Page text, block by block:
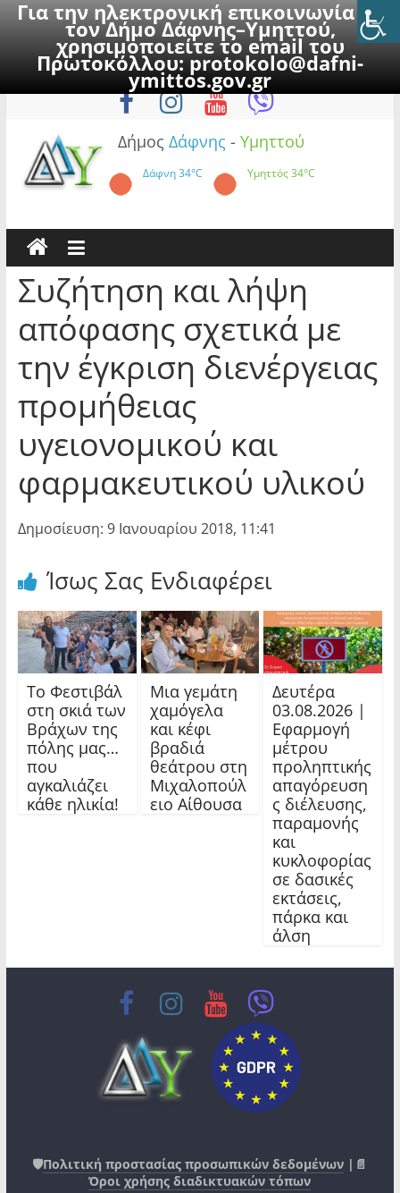
Για την ηλεκτρονική επικοινωνία με
τον Δήμο Δάφνης–Υμηττού,
χρησιμοποιείτε το email του
Πρωτοκόλλου:protokolo@dafni-
ymittos.gov.gr
to
Σάββατο, 8 Αυγούστου 2026
Δήμος Δάφνης - Υμηττού
Δάφνη34°C Υμηττός34°C
Συζήτηση και λήψη
απόφασης σχετικά με
την έγκριση διενέργειας
προμήθειας
υγειονομικού και
φαρμακευτικού υλικού
Δημοσίευση: 9 Ιανουαρίου 2018, 11:41
Ίσως Σας Ενδιαφέρει
Το Φεστιβάλ
στη σκιά των
Βράχων της
πόλης μας…
που
αγκαλιάζει
κάθε ηλικία!
Μια γεμάτη
χαμόγελα
και κέφι
βραδιά
θεάτρου στη
Μιχαλοπούλ
ειο Αίθουσα
Δευτέρα
03.08.2026 |
Εφαρμογή
μέτρου
προληπτικής
απαγόρευση
ς διέλευσης,
παραμονής
και
κυκλοφορίας
σε δασικές
εκτάσεις,
πάρκα και
άλση
🛡️Πολιτική προστασίας προσωπικών δεδομένων |📄
Όροι χρήσης διαδικτυακών τόπων